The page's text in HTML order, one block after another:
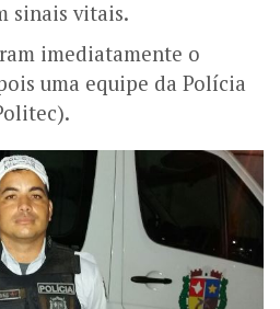
sinais vitais.
imediatamente o
uma equipe da Polícia